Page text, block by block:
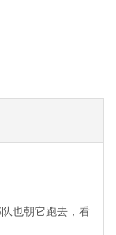
也朝它跑去，看